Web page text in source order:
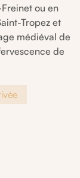
ou en
Tropez et
médiéval de
de